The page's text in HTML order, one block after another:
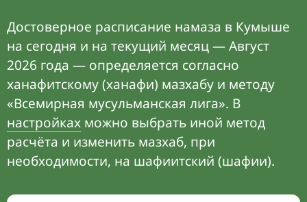
Достоверное расписание намаза в Кумыше
на сегодня и на текущий месяц — Август
2026 года — определяется согласно
ханафитскому (ханафи) мазхабу и методу
«Всемирная мусульманская лига». В
настройках можно выбрать иной метод
расчёта и изменить мазхаб, при
необходимости, на шафиитский (шафии).